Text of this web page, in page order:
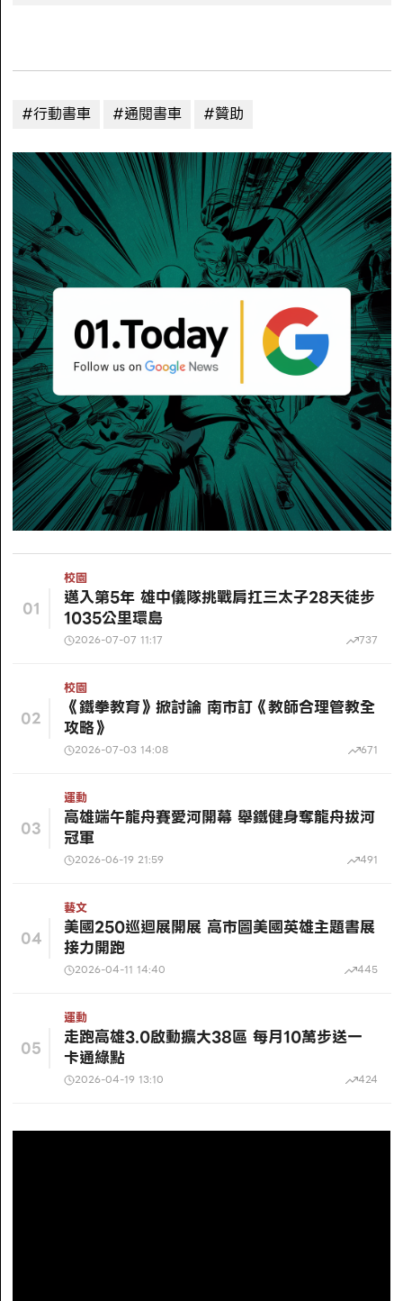
#行動書車 #通閱書車 #贊助
01
校園
邁入第5年 雄中儀隊挑戰肩扛三太子28天徒步
1035公里環島
2026-07-07 11:17 737
02
校園
《鐵拳教育》掀討論 南市訂《教師合理管教全
攻略》
2026-07-03 14:08 671
03
運動
高雄端午龍舟賽愛河開幕 舉鐵健身奪龍舟拔河
冠軍
2026-06-19 21:59 491
04
藝文
美國250巡迴展開展 高市圖美國英雄主題書展
接力開跑
2026-04-11 14:40 445
05
運動
走跑高雄3.0啟動擴大38區 每月10萬步送一
卡通綠點
2026-04-19 13:10 424